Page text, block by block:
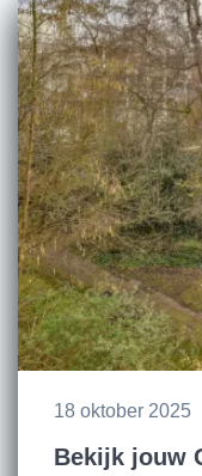
18 oktober 2025
Bekijk jouw